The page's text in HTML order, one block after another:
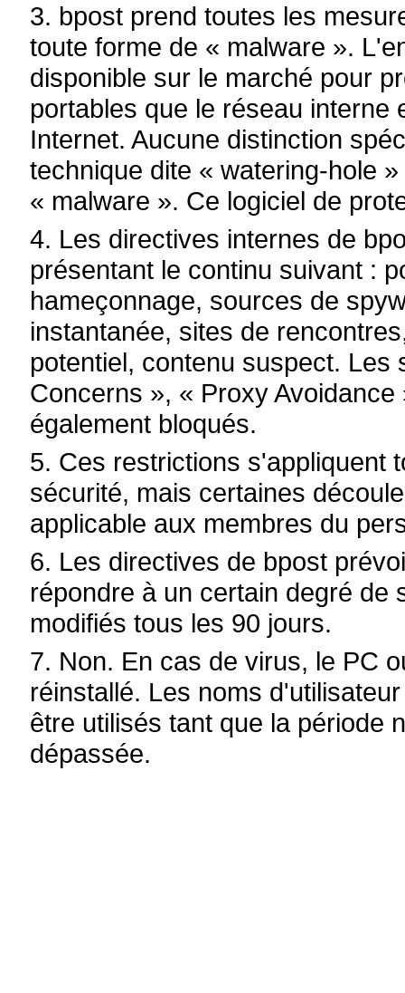
3. bpost prend toutes les
toute forme de « malware ».
disponible sur le marché pour
portables que le réseau
Internet. Aucune distinction
technique dite « watering-hole
« malware ». Ce logiciel de
4. Les directives internes de
présentant le continu suivant :
hameçonnage, sources de
instantanée, sites de
potentiel, contenu suspect.
Concerns », « Proxy
également bloqués.
5. Ces restrictions s'appliquent
sécurité, mais certaines
applicable aux membres du
6. Les directives de bpost
répondre à un certain degré de
modifiés tous les 90 jours.
7. Non. En cas de virus, le PC
réinstallé. Les noms
être utilisés tant que la période
dépassée.